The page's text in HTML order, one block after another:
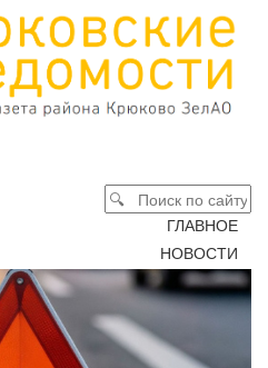
ГЛАВНОЕ
НОВОСТИ